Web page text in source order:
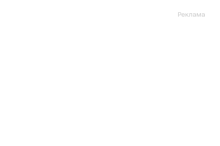
Реклама